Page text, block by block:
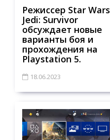
Режиссер Star Wars
Jedi: Survivor
обсуждает новые
варианты боя и
прохождения на
Playstation 5.
18.06.2023